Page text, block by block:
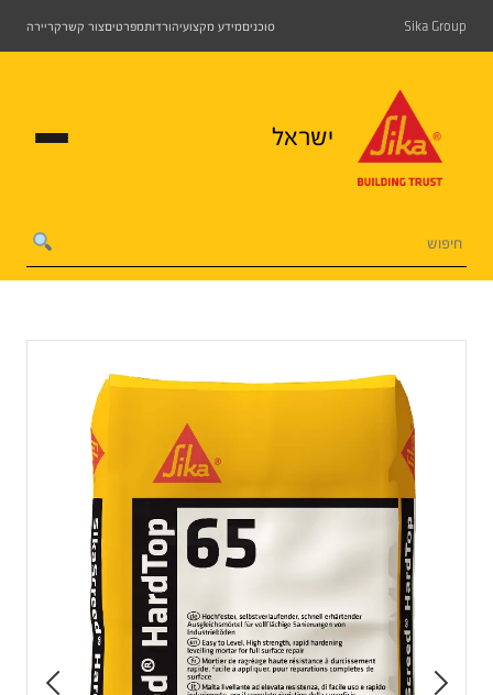
Sika Group סוכניםמידע מקצועיהורדותמפרטיםצור קשרקריירה
ישראל